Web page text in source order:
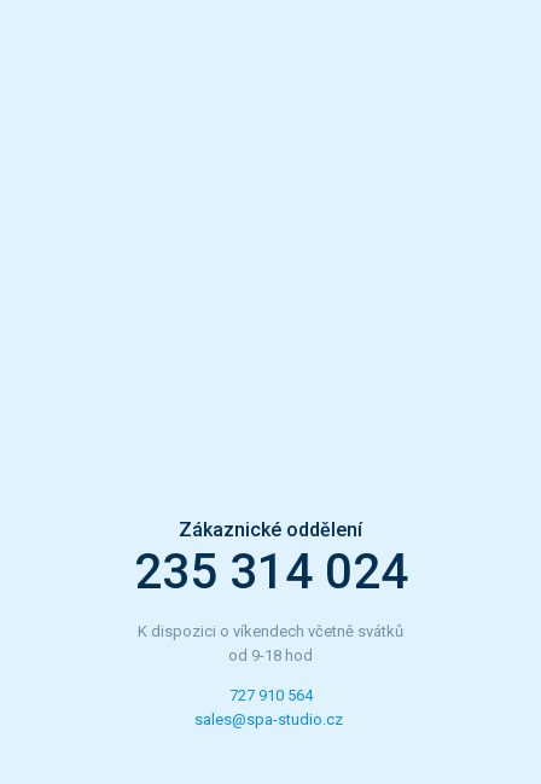
Zákaznické oddělení
235 314 024
K dispozici o víkendech včetně svátků
od 9-18 hod
727 910 564
sales@spa-studio.cz